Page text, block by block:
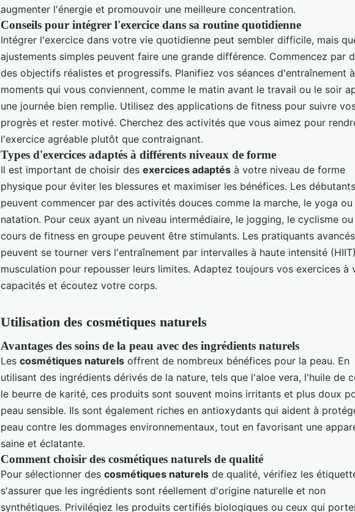
augmenter l'énergie et promouvoir une meilleure concentration.
Conseils pour intégrer l'exercice dans sa routine quotidienne
Intégrer l'exercice dans votre vie quotidienne peut sembler difficile, mais
ajustements simples peuvent faire une grande différence. Commencez par
des objectifs réalistes et progressifs. Planifiez vos séances d'entraînement
moments qui vous conviennent, comme le matin avant le travail ou le soir
une journée bien remplie. Utilisez des applications de fitness pour suivre
progrès et rester motivé. Cherchez des activités que vous aimez pour
l'exercice agréable plutôt que contraignant.
Types d'exercices adaptés à différents niveaux de forme
Il est important de choisir des exercices adaptés à votre niveau de forme
physique pour éviter les blessures et maximiser les bénéfices. Les débutants
peuvent commencer par des activités douces comme la marche, le yoga ou
natation. Pour ceux ayant un niveau intermédiaire, le jogging, le cyclisme
cours de fitness en groupe peuvent être stimulants. Les pratiquants avancés
peuvent se tourner vers l'entraînement par intervalles à haute intensité
musculation pour repousser leurs limites. Adaptez toujours vos exercices à
capacités et écoutez votre corps.
Utilisation des cosmétiques naturels
Avantages des soins de la peau avec des ingrédients naturels
Les cosmétiques naturels offrent de nombreux bénéfices pour la peau. En
utilisant des ingrédients dérivés de la nature, tels que l'aloe vera, l'huile de
le beurre de karité, ces produits sont souvent moins irritants et plus doux
peau sensible. Ils sont également riches en antioxydants qui aident à
peau contre les dommages environnementaux, tout en favorisant une
saine et éclatante.
Comment choisir des cosmétiques naturels de qualité
Pour sélectionner des cosmétiques naturels de qualité, vérifiez les
s'assurer que les ingrédients sont réellement d'origine naturelle et non
synthétiques. Privilégiez les produits certifiés biologiques ou ceux qui